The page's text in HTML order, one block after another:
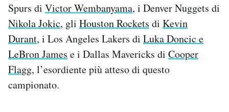
Spurs di Victor Wembanyama, i Denver Nuggets di
Nikola Jokic, gli Houston Rockets di Kevin
Durant, i Los Angeles Lakers di Luka Doncic e
LeBron James e i Dallas Mavericks di Cooper
Flagg, l’esordiente più atteso di questo
campionato.